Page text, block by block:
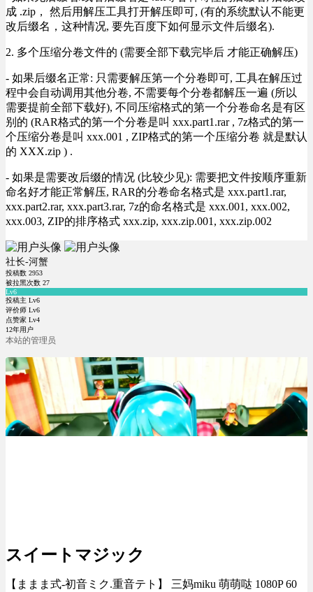
成 .zip， 然后用解压工具打开解压即可, (有的系统默认不能更
改后缀名，这种情况, 要先百度下如何显示文件后缀名).
2. 多个压缩分卷文件的 (需要全部下载完毕后 才能正确解压)
- 如果后缀名正常: 只需要解压第一个分卷即可, 工具在解压过
程中会自动调用其他分卷, 不需要每个分卷都解压一遍 (所以
需要提前全部下载好), 不同压缩格式的第一个分卷命名是有区
别的 (RAR格式的第一个分卷是叫 xxx.part1.rar , 7z格式的第一
个压缩分卷是叫 xxx.001 , ZIP格式的第一个压缩分卷 就是默认
的 XXX.zip ) .
- 如果是需要改后缀的情况 (比较少见): 需要把文件按顺序重新
命名好才能正常解压, RAR的分卷命名格式是 xxx.part1.rar,
xxx.part2.rar, xxx.part3.rar, 7z的命名格式是 xxx.001, xxx.002,
xxx.003, ZIP的排序格式 xxx.zip, xxx.zip.001, xxx.zip.002
社长-河蟹
投稿数 2953
被拉黑次数 27
Lv6
投稿主 Lv6
评价师 Lv6
点赞家 Lv4
12年用户
本站的管理员
スイートマジック
【ままま式-初音ミク.重音テト】 三妈miku 萌萌哒 1080P 60